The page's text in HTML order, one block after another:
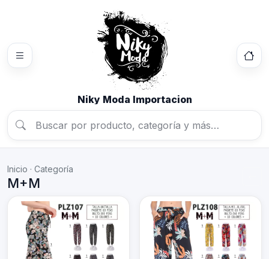
Niky Moda Importacion
Inicio · Categoría
M+M